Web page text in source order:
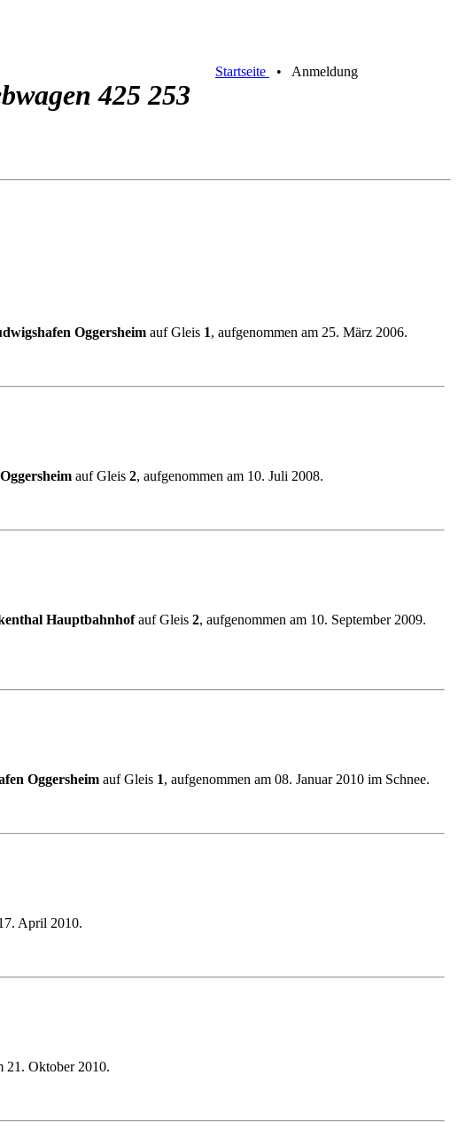
425 253
Startseite • Anmeldung
Oggersheim auf Gleis 1, aufgenommen am 25. März 2006.
auf Gleis 2, aufgenommen am 10. Juli 2008.
Hauptbahnhofauf Gleis 2, aufgenommen am 10. September 2009.
Oggersheim auf Gleis 1, aufgenommen am 08. Januar 2010 im Schnee.
April 2010.
21. Oktober 2010.